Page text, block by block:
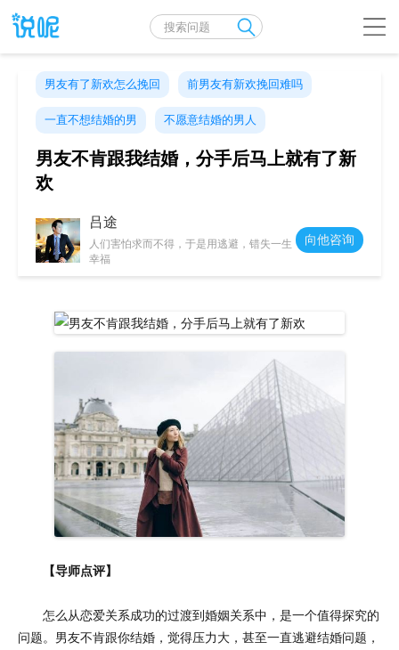
男友有了新欢怎么挽回 前男友有新欢挽回难吗
一直不想结婚的男 不愿意结婚的男人
男友不肯跟我结婚，分手后马上就有了新
欢
吕途
人们害怕求而不得，于是用逃避，错失一生
幸福
向他咨询
【导师点评】
怎么从恋爱关系成功的过渡到婚姻关系中，是一个值得探究的
问题。男友不肯跟你结婚，觉得压力大，甚至一直逃避结婚问题，